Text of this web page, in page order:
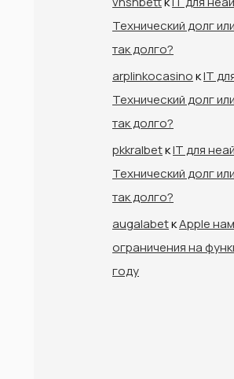
Технический долг
так долго?
arplinkocasinoкIT
Технический долг
так долго?
pkkralbetкIT для
Технический долг
так долго?
augalabetкApple
ограничения на
году